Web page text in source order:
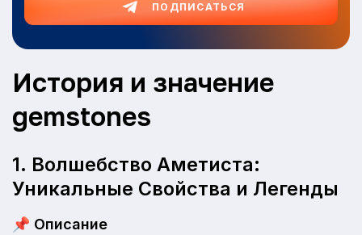
ПОДПИСАТЬСЯ
История и значение
gemstones
1. Волшебство Аметиста:
Уникальные Свойства и Легенды
📌 Описание